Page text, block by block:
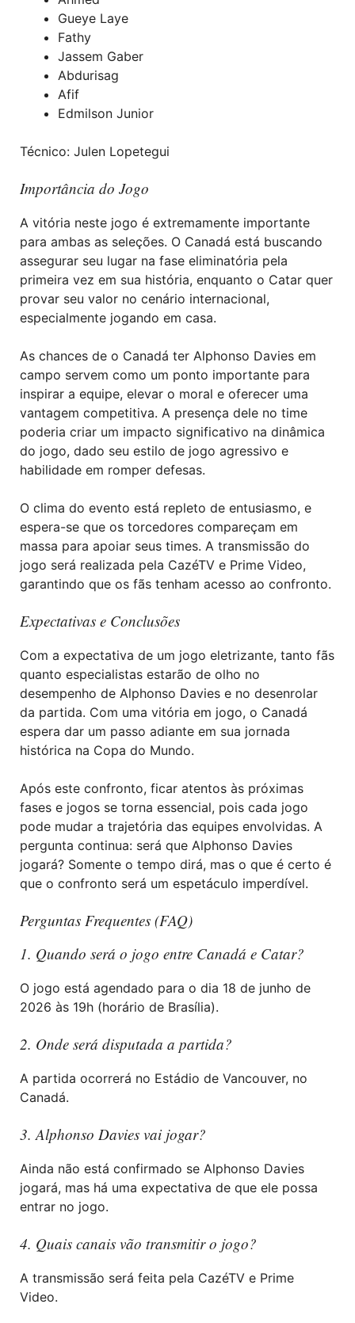
Gueye Laye
Fathy
Jassem Gaber
Abdurisag
Afif
Edmilson Junior
Técnico: Julen Lopetegui
Importância do Jogo
A vitória neste jogo é extremamente importante
para ambas as seleções. O Canadá está buscando
assegurar seu lugar na fase eliminatória pela
primeira vez em sua história, enquanto o Catar quer
provar seu valor no cenário internacional,
especialmente jogando em casa.
As chances de o Canadá ter Alphonso Davies em
campo servem como um ponto importante para
inspirar a equipe, elevar o moral e oferecer uma
vantagem competitiva. A presença dele no time
poderia criar um impacto significativo na dinâmica
do jogo, dado seu estilo de jogo agressivo e
habilidade em romper defesas.
O clima do evento está repleto de entusiasmo, e
espera-se que os torcedores compareçam em
massa para apoiar seus times. A transmissão do
jogo será realizada pela CazéTV e Prime Video,
garantindo que os fãs tenham acesso ao confronto.
Expectativas e Conclusões
Com a expectativa de um jogo eletrizante, tanto fãs
quanto especialistas estarão de olho no
desempenho de Alphonso Davies e no desenrolar
da partida. Com uma vitória em jogo, o Canadá
espera dar um passo adiante em sua jornada
histórica na Copa do Mundo.
Após este confronto, ficar atentos às próximas
fases e jogos se torna essencial, pois cada jogo
pode mudar a trajetória das equipes envolvidas. A
pergunta continua: será que Alphonso Davies
jogará? Somente o tempo dirá, mas o que é certo é
que o confronto será um espetáculo imperdível.
Perguntas Frequentes (FAQ)
1. Quando será o jogo entre Canadá e Catar?
O jogo está agendado para o dia 18 de junho de
2026 às 19h (horário de Brasília).
2. Onde será disputada a partida?
A partida ocorrerá no Estádio de Vancouver, no
Canadá.
3. Alphonso Davies vai jogar?
Ainda não está confirmado se Alphonso Davies
jogará, mas há uma expectativa de que ele possa
entrar no jogo.
4. Quais canais vão transmitir o jogo?
A transmissão será feita pela CazéTV e Prime
Video.